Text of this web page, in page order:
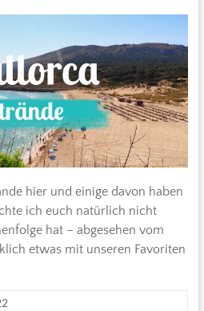
hier und einige davon haben
ich euch natürlich nicht
hat – abgesehen vom
etwas mit unseren Favoriten